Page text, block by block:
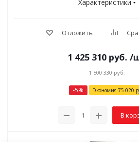
Характеристики
Отложить
1 425 310руб. /
1 500 330руб.
-5% Экономия 75 020
В